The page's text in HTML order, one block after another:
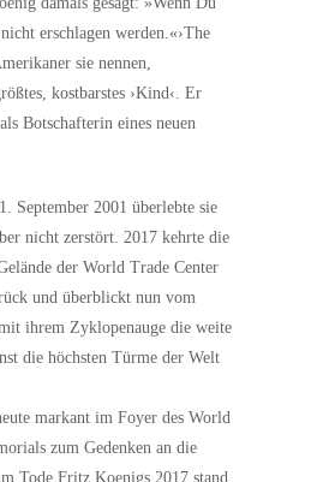
erschlagen werden.«›The
sie nennen,
kostbarstes ›Kind‹. Er
Botschafterin eines neuen
September 2001 überlebte sie
nicht zerstört. 2017 kehrte die
der World Trade Center
und überblickt nun vom
ihrem Zyklopenauge die weite
die höchsten Türme der Welt
markant im Foyer des World
zum Gedenken an die
Tode Fritz Koenigs 2017 stand